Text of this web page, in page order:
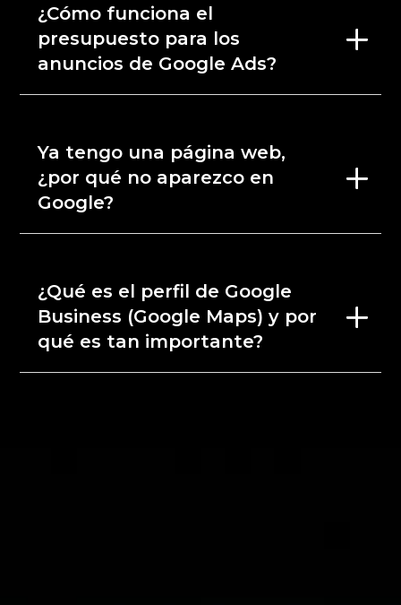
¿Cómo funciona el
presupuesto para los
anuncios de Google Ads?
Ya tengo una página web,
¿por qué no aparezco en
Google?
¿Qué es el perfil de Google
Business (Google Maps) y por
qué es tan importante?